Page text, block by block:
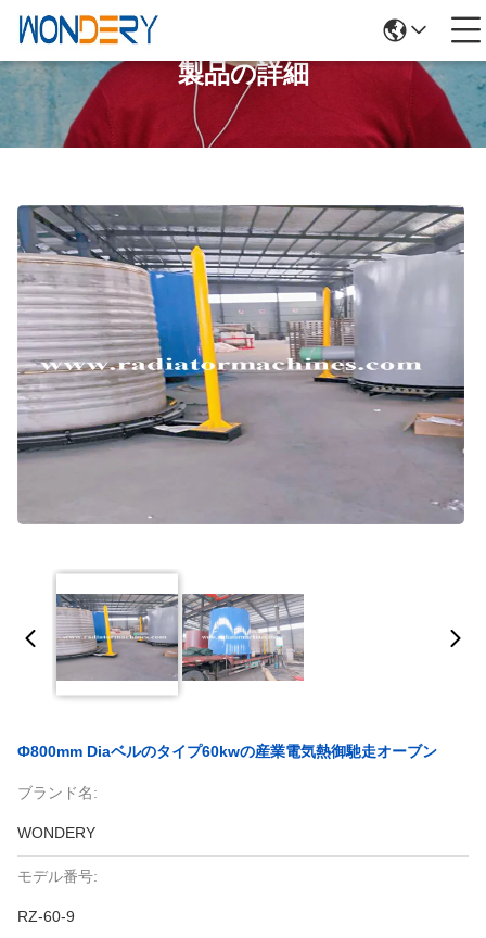
製品の詳細
Ф800mm Diaベルのタイプ60kwの産業電気熱御馳走オーブン
ブランド名:
WONDERY
モデル番号:
RZ-60-9